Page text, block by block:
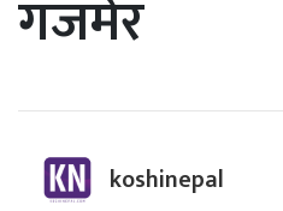
गजमेर
koshinepal